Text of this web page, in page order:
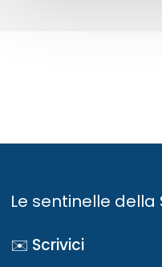
Le sentinelle
✉️ Scrivici